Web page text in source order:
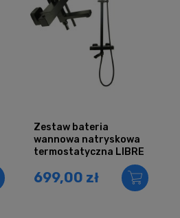
Zestaw bateria
wannowa natryskowa
termostatyczna LIBRE
699,00 zł